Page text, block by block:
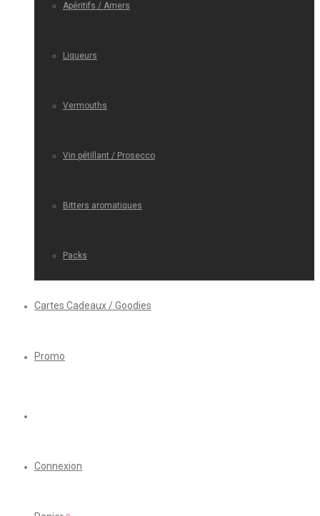
Apéritifs / Amers
Liqueurs
Vermouths
Vin pétillant / Prosecco
Bitters aromatiques
Packs
Cartes Cadeaux / Goodies
Promo
Connexion